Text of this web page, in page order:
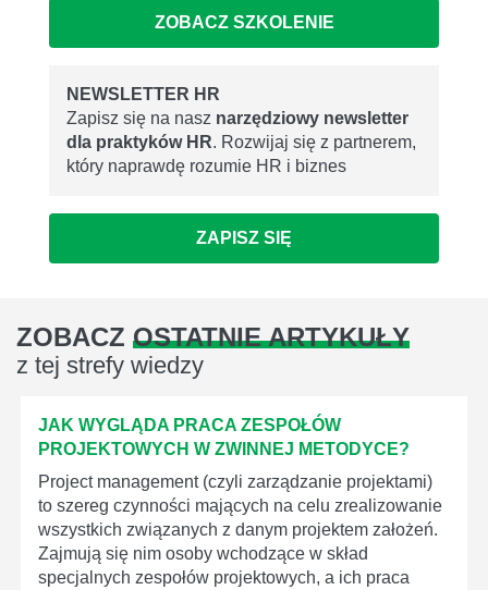
ZOBACZ SZKOLENIE
NEWSLETTER HR
Zapisz się na nasz narzędziowy newsletter
dla praktyków HR. Rozwijaj się z partnerem,
który naprawdę rozumie HR i biznes
ZAPISZ SIĘ
ZOBACZ OSTATNIE ARTYKUŁY
z tej strefy wiedzy
JAK WYGLĄDA PRACA ZESPOŁÓW
PROJEKTOWYCH W ZWINNEJ METODYCE?
Project management (czyli zarządzanie projektami)
to szereg czynności mających na celu zrealizowanie
wszystkich związanych z danym projektem założeń.
Zajmują się nim osoby wchodzące w skład
specjalnych zespołów projektowych, a ich praca